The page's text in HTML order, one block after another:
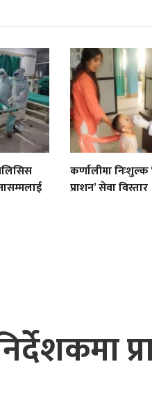
कर्णालीमा निःशुल्क
प्राशन’ सेवा विस्तार